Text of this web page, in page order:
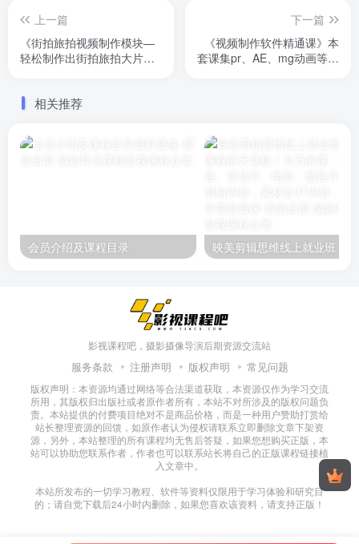
上一篇
《街拍旅拍视频制作模块—
轻松制作出街拍旅拍大片》
容，共计20节，每节课1到2
下一篇
《视频制作软件精通课》本
套课集pr、AE、mg动画等视
相关推荐
会员介绍及课程目录
影视课程吧，摄影摄像导演后期资源交流站
服务条款 注册声明 版权声明 常见问题
版权声明：本资源均通过网络等合法渠道获取，本资源仅作为学习交流
所用，其版权归出版社或者原作者所有，本站不对所涉及的版权问题负
责。本站提供的付费项目绝对不是商品价格，而是一种用户赞助打赏给
站长整理资源的回馈，如原作者认为侵权请联系立即删除文章下架资
源，另外，本站整理的所有课程均无售后答疑，如果您想购买正版，本
站可以协助您联系作者，作者也可以联系站长将自己的正版课程链接植
入文章中。
本站所发布的一切学习教程、软件等资料仅限用于学习体验和研究目
的；请自觉下载后24小时内删除，如果您喜欢该资料，请支持正版！